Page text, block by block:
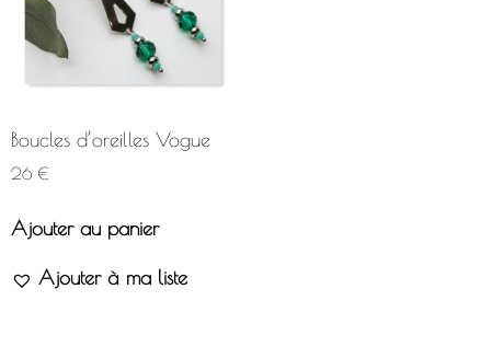
Boucles d’oreilles Vogue
26 €
Ajouter au panier
Ajouter à ma liste